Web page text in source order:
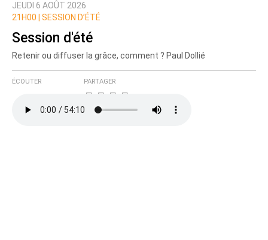
Prévenez-moi de tous les nouveaux commentaires
JEUDI 6 AOÛT 2026
21H00 |
SESSION D’ÉTÉ
Session d'été
Retenir ou diffuser la grâce, comment ? Paul Dollié
ÉCOUTER PARTAGER